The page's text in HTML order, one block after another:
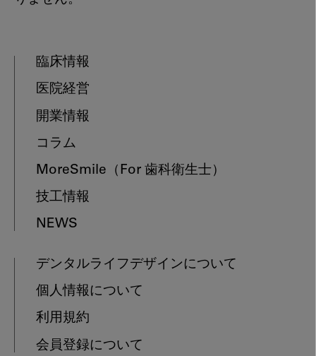
臨床情報
医院経営
開業情報
コラム
MoreSmile （For 歯科衛生士）
技工情報
NEWS
デンタルライフデザインについて
個人情報について
利用規約
会員登録について